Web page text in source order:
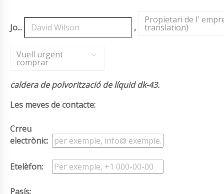
Jo... ,
Propietari de l'
translation)
,
Vuell urgent
comprar
caldera de polvorització de líquid dk-43.
Les meves de contacte:
Crreu
electrònic:
Etelèfon:
Pasís: